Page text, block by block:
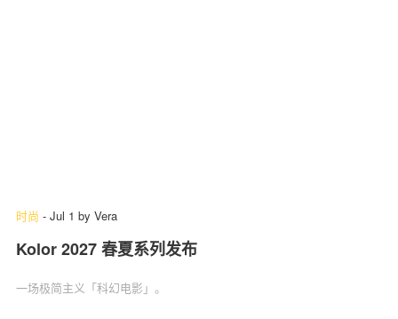
时尚 - Jul 1 by Vera
Kolor 2027 春夏系列发布
一场极简主义「科幻电影」‌。